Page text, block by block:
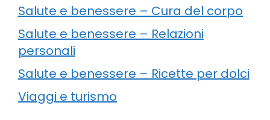
Salute e benessere – Cura del corpo
Salute e benessere – Relazioni
personali
Salute e benessere – Ricette per dolci
Viaggi e turismo